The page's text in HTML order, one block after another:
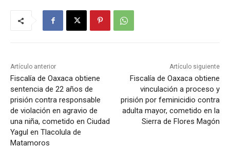
Artículo anterior
Fiscalía de Oaxaca obtiene
sentencia de 22 años de
prisión contra responsable
de violación en agravio de
una niña, cometido en Ciudad
Yagul en Tlacolula de
Matamoros
Artículo siguiente
Fiscalía de Oaxaca obtiene
vinculación a proceso y
prisión por feminicidio contra
adulta mayor, cometido en la
Sierra de Flores Magón